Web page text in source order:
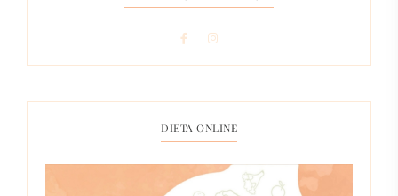
DIETA ONLINE